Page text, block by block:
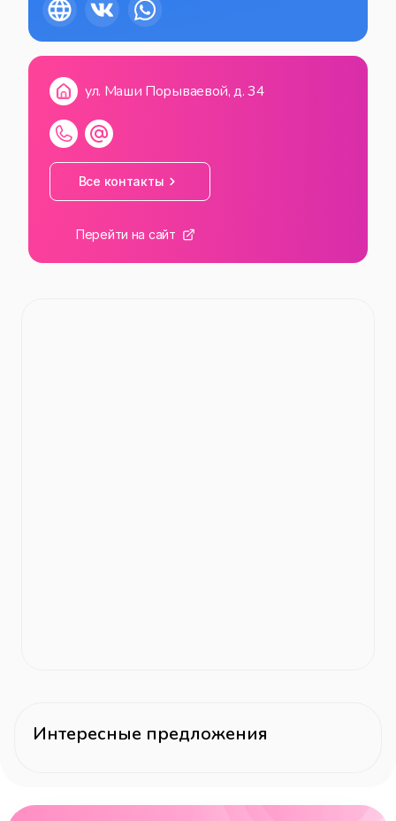
СБ
ул. Маши Порываевой, д. 34
Все контакты
Перейти на сайт
Интересные предложения